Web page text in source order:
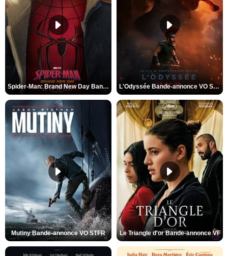
Spider-Man: Brand New Day Bande-annonce VO STFR L'Odyssée Bande-annonce VO STFR
Mutiny Bande-annonce VO STFR Le Triangle d'or Bande-annonce VF